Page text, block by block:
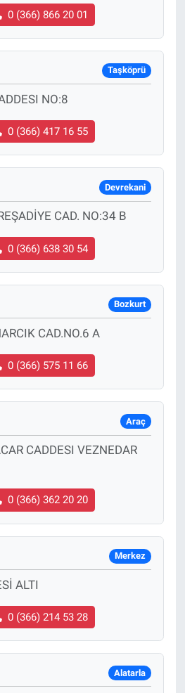
0 (366) 866 20 01
Taşköprü
NO:8
0 (366) 417 16 55
Devrekani
CAD. NO:34 B
0 (366) 638 30 54
Bozkurt
CAD.NO.6 A
0 (366) 575 11 66
Araç
CADDESI VEZNEDAR
0 (366) 362 20 20
Merkez
ALTI
0 (366) 214 53 28
Alatarla